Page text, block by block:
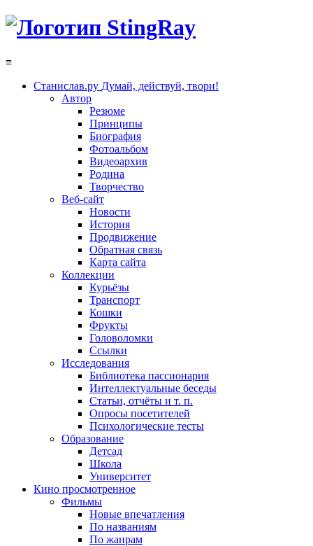
≡
Станислав.ру Думай, действуй, твори!
Автор
Резюме
Принципы
Биография
Фотоальбом
Видеоархив
Родина
Творчество
Веб-сайт
Новости
История
Продвижение
Обратная связь
Карта сайта
Коллекции
Курьёзы
Транспорт
Кошки
Фрукты
Головоломки
Ссылки
Исследования
Библиотека пассионария
Интеллектуальные беседы
Статьи, отчёты и т. п.
Опросы посетителей
Психологические тесты
Образование
Детсад
Школа
Университет
Кино просмотренное
Фильмы
Новые впечатления
По названиям
По жанрам